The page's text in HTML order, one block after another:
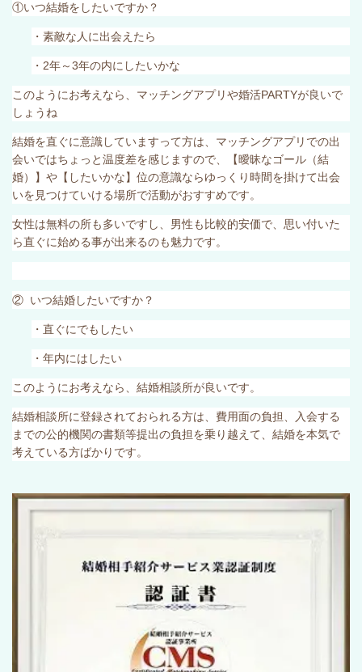
①いつ結婚をしたいですか？
・素敵な人に出会えたら
・ 2年～3年の内にしたいかな
このようにお考えなら、マッチングアプリや婚活PARTYが良いで
しょうね
結婚を直ぐに意識していますって方は、マッチングアプリでの出
会いではちょっと温度差を感じますので、【曖昧なゴール（結
婚）】や【したいかな】位の意識ならゆっくり時間を掛けて出会
いを見つけていける場所で活動がおすすめです。
女性は無料の所も多いですし、男性も比較的安価で、思い付いた
ら直ぐに始める事が出来るのも魅力です。
② いつ結婚したいですか？
・直ぐにでもしたい
・年内にはしたい
このようにお考えなら、結婚相談所が良いです。
結婚相談所に登録されておられる方は、費用面の負担、入会する
までの公的機関の書類等提出の負担を乗り越えて、結婚を本気で
考えている方ばかりです。